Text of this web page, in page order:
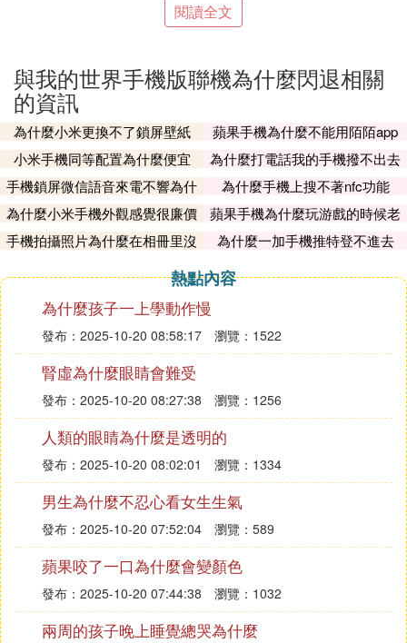
❷ 我的世界手游 我的世界手機版老是閃退
1、嘗試切換網路環境，比如從4G切換到WIFI後重新
登錄游戲。
2、如果手機安裝了殺毒軟體，可以考慮將其暫時關
閉。
再重新啟動游戲。
4、無論是單人游戲還是多人聯機，都可以嘗試重新
創建一個新的地圖進入游戲。
5、如果是租賃伺服器，可以聯系服主嘗試重啟伺服
器。
6、檢查是否載入了光影或材質等額外組件，這些組
件可能會導致游戲閃退。建議關閉這些組件後重新登
錄游戲進行測試。
7、確保設備的系統版本和游戲版本都是最新，有時
閃退可能是由於系統或游戲版本不兼容引起的。
閱讀全文
與我的世界手機版聯機為什麼閃退相關
的資訊
為什麼小米更換不了鎖屏壁紙
蘋果手機為什麼不能用陌陌app
小米手機同等配置為什麼便宜
為什麼打電話我的手機撥不出去
手機鎖屏微信語音來電不響為什
麼
為什麼手機上搜不著nfc功能
為什麼小米手機外觀感覺很廉價
蘋果手機為什麼玩游戲的時候老
有廣告
手機拍攝照片為什麼在相冊里沒
為什麼一加手機推特登不進去
熱點內容
為什麼孩子一上學動作慢
發布：2025-10-20 08:58:17 瀏覽：1522
腎虛為什麼眼睛會難受
發布：2025-10-20 08:27:38 瀏覽：1256
人類的眼睛為什麼是透明的
發布：2025-10-20 08:02:01 瀏覽：1334
男生為什麼不忍心看女生生氣
發布：2025-10-20 07:52:04 瀏覽：589
蘋果咬了一口為什麼會變顏色
發布：2025-10-20 07:44:38 瀏覽：1032
兩周的孩子晚上睡覺總哭為什麼